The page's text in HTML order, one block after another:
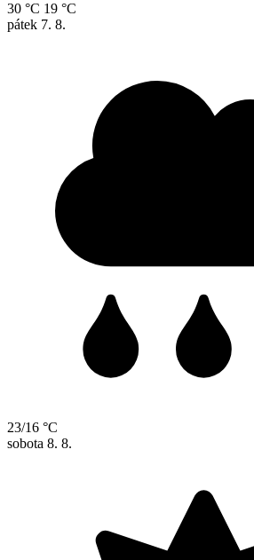
30 °C 19 °C
pátek 7. 8.
23/16 °C
sobota 8. 8.